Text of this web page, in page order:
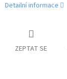
Detailní informace
ZEPTAT SE